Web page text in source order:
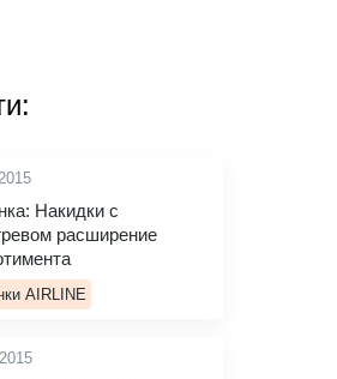
Накидки с
расширение
AIRLINE